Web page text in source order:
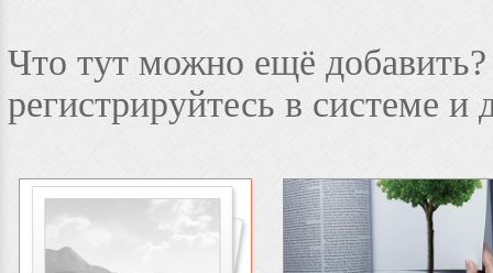
Что тут можно ещё
регистрируйтесь в системе и